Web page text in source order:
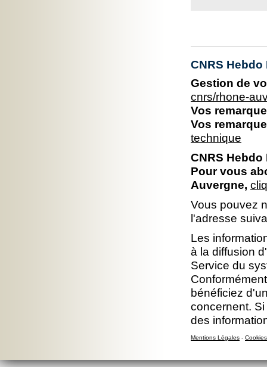
CNRS
Gestion de
cnrs/rhone-
Vos
Vos
technique
CNRS
Pour vous
Auvergne,
Vous pouvez
l'adresse
Les
à la diffusion
Service du
bénéficiez
concernent.
des
Mentions Légales - Cookies